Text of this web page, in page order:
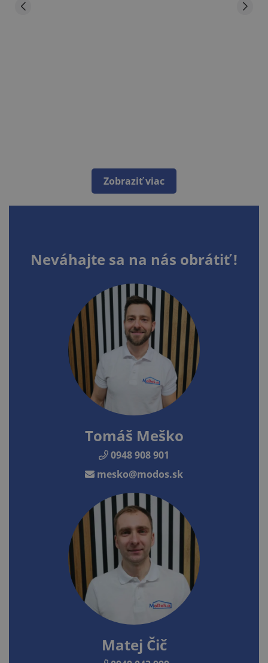
Zobraziť viac
Neváhajte sa na nás obrátiť !
Tomáš Meško
0948 908 901
mesko@modos.sk
Matej Čič